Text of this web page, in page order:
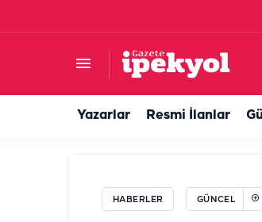
Yazarlar Resmi İlanlar
HABERLER GÜNCEL
Şanlıurfa'dan Muş'a uzanan